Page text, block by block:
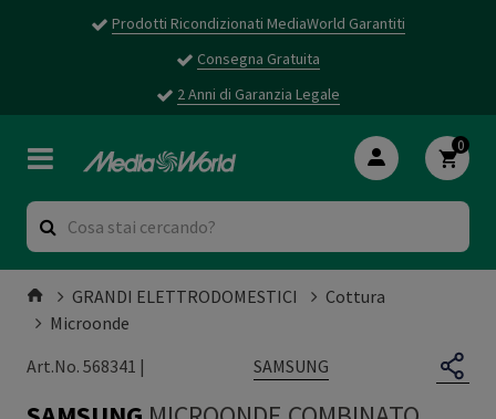
Prodotti Ricondizionati MediaWorld Garantiti
Consegna Gratuita
2 Anni di Garanzia Legale
0
GRANDI ELETTRODOMESTICI
Cottura
Microonde
Art.No. 568341 |
SAMSUNG